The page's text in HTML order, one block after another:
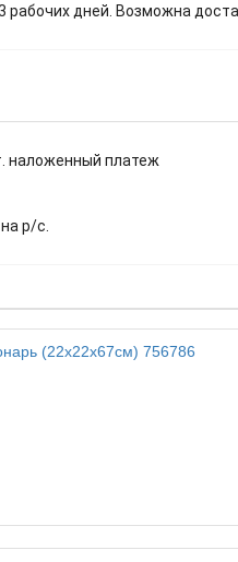
дней. Возможна
наложенный платеж
р/с.